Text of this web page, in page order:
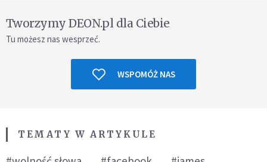
Tworzymy DEON.pl dla Ciebie
Tu możesz nas wesprzeć.
WSPOMÓŻ NAS
TEMATY W ARTYKULE